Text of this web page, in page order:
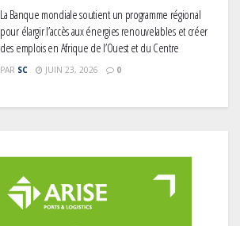
La Banque mondiale soutient un programme régional
pour élargir l’accès aux énergies renouvelables et créer
des emplois en Afrique de l’Ouest et du Centre
PAR SC JUIN 23, 2026 0